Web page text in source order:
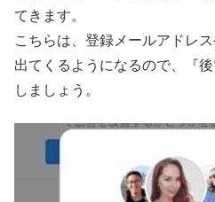
てきます。
こちらは、登録メールアドレ
出てくるようになるので、『
しましょう。